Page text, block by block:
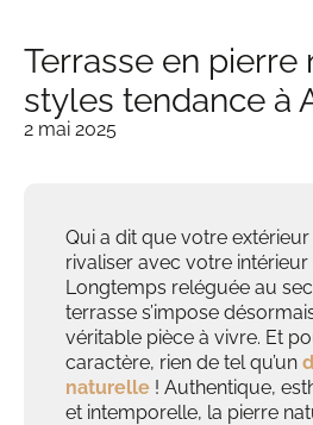
Terrasse en pierre
styles tendance à
2 mai 2025
Qui a dit que votre
rivaliser avec votre intérieur
Longtemps reléguée au
terrasse s’impose
véritable pièce à vivre. Et
caractère, rien de tel qu’un
naturelle ! Authentique,
et intemporelle, la pierre